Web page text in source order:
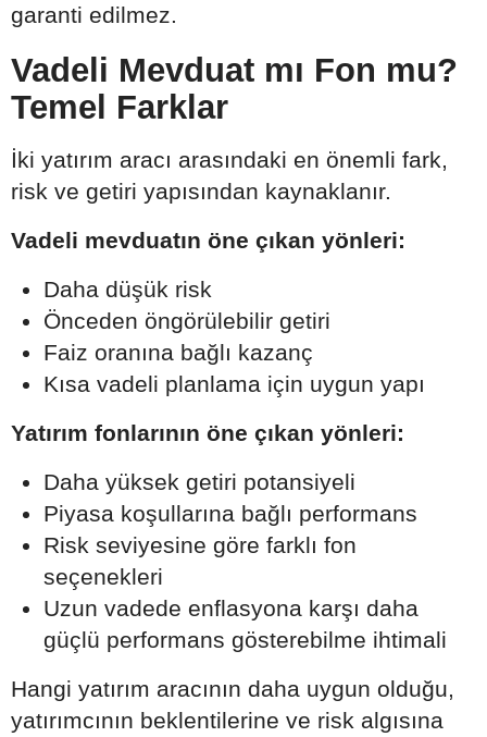
garanti edilmez.
Vadeli Mevduat mı Fon mu?
Temel Farklar
İki yatırım aracı arasındaki en önemli fark,
risk ve getiri yapısından kaynaklanır.
Vadeli mevduatın öne çıkan yönleri:
Daha düşük risk
Önceden öngörülebilir getiri
Faiz oranına bağlı kazanç
Kısa vadeli planlama için uygun yapı
Yatırım fonlarının öne çıkan yönleri:
Daha yüksek getiri potansiyeli
Piyasa koşullarına bağlı performans
Risk seviyesine göre farklı fon
seçenekleri
Uzun vadede enflasyona karşı daha
güçlü performans gösterebilme ihtimali
Hangi yatırım aracının daha uygun olduğu,
yatırımcının beklentilerine ve risk algısına